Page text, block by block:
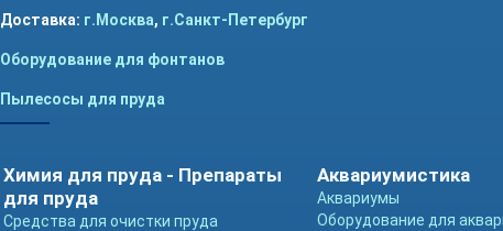
Доставка: г.Москва, г.Санкт-Петербург
Оборудование для фонтанов
Пылесосы для пруда
Химия для пруда - Препараты
для пруда
Средства для очистки пруда
Аквариумистика
Аквариумы
Оборудование для